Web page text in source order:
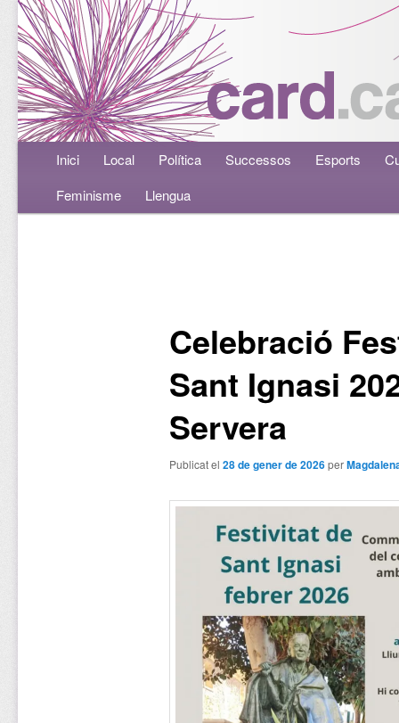
Menú principalAneu al contingut principal
Aneu al contingut secundari
Inici Local Política Successos Esports
Feminisme
Llengua
Celebració
Sant Ignasi
Servera
Publicat el 28 de gener de 2026per